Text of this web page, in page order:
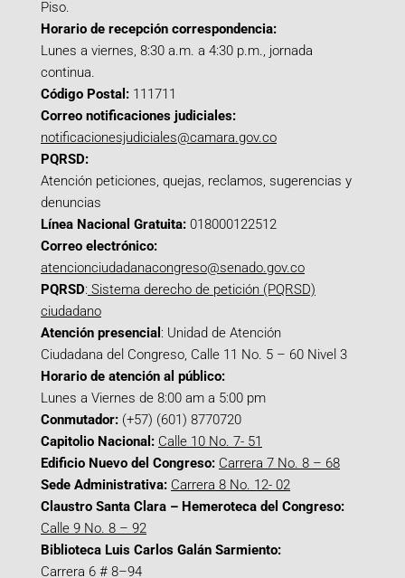
Piso.
Horario de recepción correspondencia:
Lunes a viernes, 8:30 a.m. a 4:30 p.m., jornada
continua.
Código Postal: 111711
Correo notificaciones judiciales:
notificacionesjudiciales@camara.gov.co
PQRSD:
Atención peticiones, quejas, reclamos, sugerencias y
denuncias
Línea Nacional Gratuita: 018000122512
Correo electrónico:
atencionciudadanacongreso@senado.gov.co
PQRSD: Sistema derecho de petición (PQRSD)
ciudadano
Atención presencial : Unidad de Atención
Ciudadana del Congreso, Calle 11 No. 5 – 60 Nivel 3
Horario de atención al público:
Lunes a Viernes de 8:00 am a 5:00 pm
Conmutador: (+57) (601) 8770720
Capitolio Nacional: Calle 10 No. 7- 51
Edificio Nuevo del Congreso: Carrera 7 No. 8 – 68
Sede Administrativa: Carrera 8 No. 12- 02
Claustro Santa Clara – Hemeroteca del Congreso:
Calle 9 No. 8 – 92
Biblioteca Luis Carlos Galán Sarmiento:
Carrera 6 # 8–94